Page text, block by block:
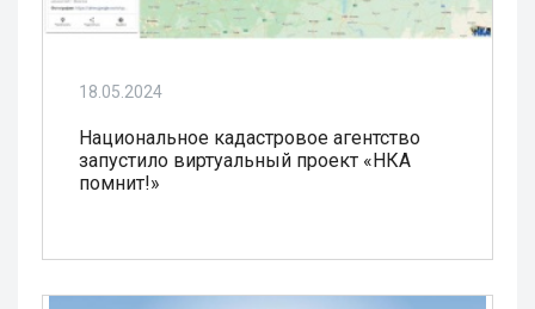
18.05.2024
Национальное кадастровое агентство
запустило виртуальный проект «НКА
помнит!»